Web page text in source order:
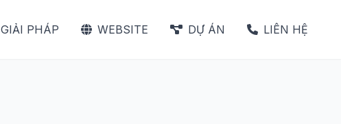
GIẢI PHÁP WEBSITE DỰ ÁN LIÊN HỆ